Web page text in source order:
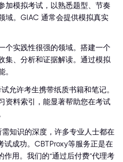
加模拟考试，以熟悉题型、节奏
域。GIAC 通常会提供模拟真实
个实践性很强的领域。搭建一个
集、分析和证据解读。通过模拟
允许考生携带纸质书籍和笔记。
资料索引，能显著帮助您在考试
知识的深度，许多专业人士都在
试成功。CBTProxy等服务正是在
用。我们的“通过后付费”代理考